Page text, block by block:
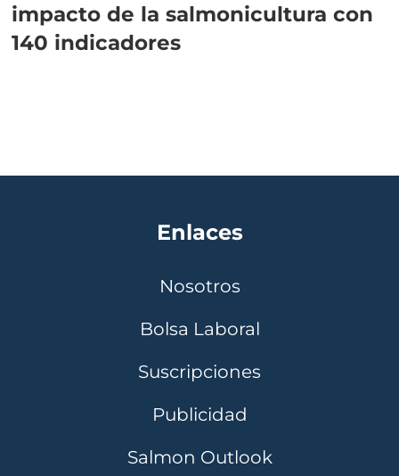
impacto de la salmonicultura con
140 indicadores
Enlaces
Nosotros
Bolsa Laboral
Suscripciones
Publicidad
Salmon Outlook